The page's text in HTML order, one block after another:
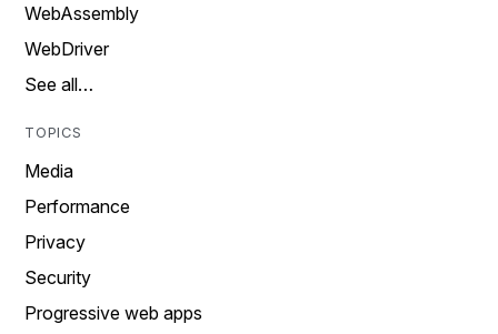
WebAssembly
WebDriver
See all…
TOPICS
Media
Performance
Privacy
Security
Progressive web apps